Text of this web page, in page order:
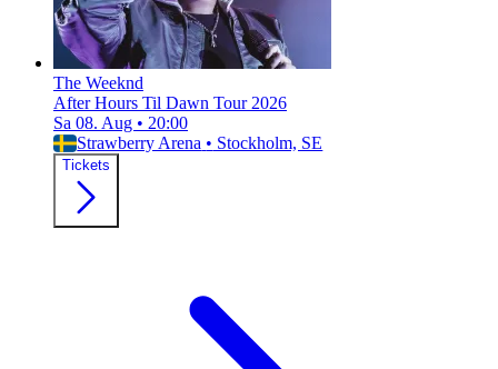
The Weeknd
After Hours Til Dawn Tour 2026
Sa 08. Aug • 20:00
Strawberry Arena • Stockholm, SE
Tickets